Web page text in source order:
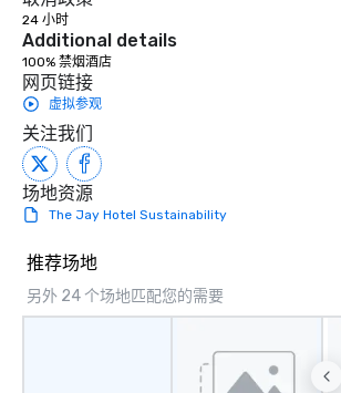
24 小时
Additional details
100% 禁烟酒店
网页链接
虚拟参观
关注我们
场地资源
The Jay Hotel Sustainability
推荐场地
另外 24 个场地匹配您的需要